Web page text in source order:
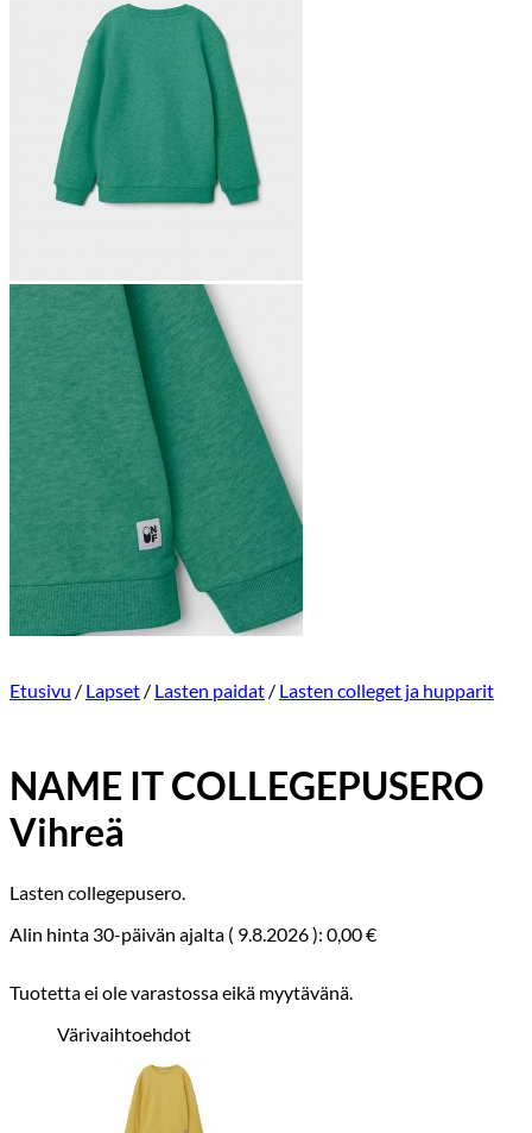
Etusivu / Lapset / Lasten paidat / Lasten colleget ja hupparit
NAME IT COLLEGEPUSERO
Vihreä
Lasten collegepusero.
Alin hinta 30-päivän ajalta ( 9.8.2026): 0,00€
Tuotetta ei ole varastossa eikä myytävänä.
Värivaihtoehdot